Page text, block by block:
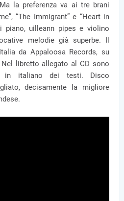
la preferenza va ai tre brani
“The Immigrant” e “Heart in
piano, uilleann pipes e violino
melodie già superbe. Il
da Appaloosa Records, su
Nel libretto allegato al CD sono
in italiano dei testi. Disco
decisamente la migliore